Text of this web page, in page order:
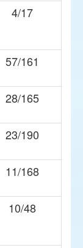
4/17
57/161
28/165
23/190
11/168
10/48